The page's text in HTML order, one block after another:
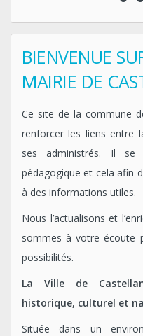
BIENVENUE
MAIRIE DE
Ce site de la commune
renforcer les liens entre
ses administrés. Il se
pédagogique et cela afin
à des informations utiles.
Nous l’actualisons et
sommes à votre écoute
possibilités.
La Ville de
historique, culturel et
Située dans un